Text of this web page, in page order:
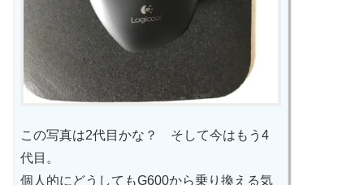
この写真は2代目かな？ そして今はもう4
代目。
個人的にどうしてもG600から乗り換える気